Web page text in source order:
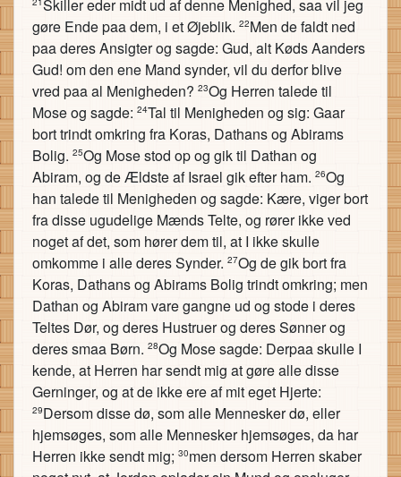
Skiller eder midt ud af denne Menighed, saa vil jeg
gøre Ende paa dem, i et Øjeblik. 22Men de faldt ned
paa deres Ansigter og sagde: Gud, alt Køds Aanders
Gud! om den ene Mand synder, vil du derfor blive
vred paa al Menigheden? 23Og Herren talede til
Mose og sagde: 24Tal til Menigheden og sig: Gaar
bort trindt omkring fra Koras, Dathans og Abirams
Bolig. 25Og Mose stod op og gik til Dathan og
Abiram, og de Ældste af Israel gik efter ham. 26Og
han talede til Menigheden og sagde: Kære, viger bort
fra disse ugudelige Mænds Telte, og rører ikke ved
noget af det, som hører dem til, at I ikke skulle
omkomme i alle deres Synder. 27Og de gik bort fra
Koras, Dathans og Abirams Bolig trindt omkring; men
Dathan og Abiram vare gangne ud og stode i deres
Teltes Dør, og deres Hustruer og deres Sønner og
deres smaa Børn. 28Og Mose sagde: Derpaa skulle I
kende, at Herren har sendt mig at gøre alle disse
Gerninger, og at de ikke ere af mit eget Hjerte:
29Dersom disse dø, som alle Mennesker dø, eller
hjemsøges, som alle Mennesker hjemsøges, da har
Herren ikke sendt mig; 30men dersom Herren skaber